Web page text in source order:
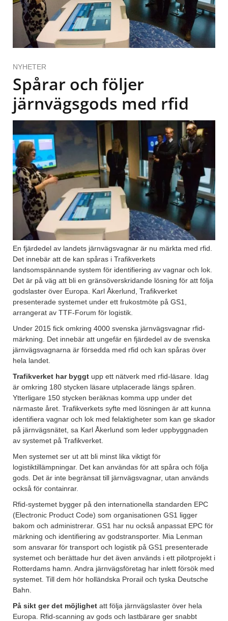
NYHETER
Spårar och följer
järnvägsgods med rfid
En fjärdedel av landets järnvägsvagnar är nu märkta med rfid.
Det innebär att de kan spåras i Trafikverkets
landsomspännande system för identifiering av vagnar och lok.
Det är på väg att bli en gränsöverskridande lösning för att följa
godslaster över Europa. Karl Åkerlund, Trafikverket
presenterade systemet under ett frukostmöte på GS1,
arrangerat av TTF-Forum för logistik.
Under 2015 fick omkring 4000 svenska järnvägsvagnar rfid-
märkning. Det innebär att ungefär en fjärdedel av de svenska
järnvägsvagnarna är försedda med rfid och kan spåras över
hela landet.
Trafikverket har byggt upp ett nätverk med rfid-läsare. Idag
är omkring 180 stycken läsare utplacerade längs spåren.
Ytterligare 150 stycken beräknas komma upp under det
närmaste året. Trafikverkets syfte med lösningen är att kunna
identifiera vagnar och lok med felaktigheter som kan ge skador
på järnvägsnätet, sa Karl Åkerlund som leder uppbyggnaden
av systemet på Trafikverket.
Men systemet ser ut att bli minst lika viktigt för
logistiktillämpningar. Det kan användas för att spåra och följa
gods. Det är inte begränsat till järnvägsvagnar, utan används
också för containrar.
Rfid-systemet bygger på den internationella standarden EPC
(Electronic Product Code) som organisationen GS1 ligger
bakom och administrerar. GS1 har nu också anpassat EPC för
märkning och identifiering av godstransporter. Mia Lenman
som ansvarar för transport och logistik på GS1 presenterade
systemet och berättade hur det även används i ett pilotprojekt i
Rotterdams hamn. Andra järnvägsföretag har inlett försök med
systemet. Till dem hör holländska Prorail och tyska Deutsche
Bahn.
På sikt ger det möjlighet att följa järnvägslaster över hela
Europa. Rfid-scanning av gods och lastbärare ger snabbt